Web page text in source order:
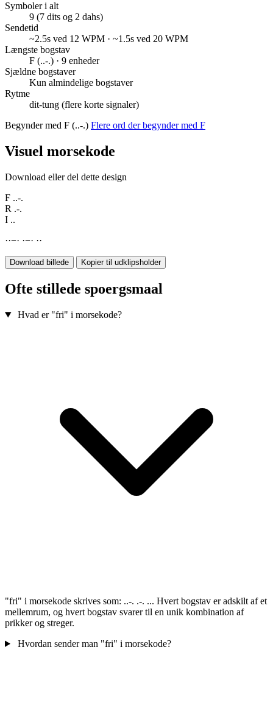
Symboler i alt
9 (7 dits og 2 dahs)
Sendetid
~2.5s ved 12 WPM · ~1.5s ved 20 WPM
Længste bogstav
F (..-.) · 9 enheder
Sjældne bogstaver
Kun almindelige bogstaver
Rytme
dit-tung (flere korte signaler)
Begynder med F (..-.) Flere ord der begynder med F
Visuel morsekode
Download eller del dette design
F ..-.
R .-.
I ..
··−· ·−· ··
Download billede Kopier til udklipsholder
Ofte stillede spoergsmaal
Hvad er "fri" i morsekode?
"fri" i morsekode skrives som: ..-. .-. ... Hvert bogstav er adskilt af et
mellemrum, og hvert bogstav svarer til en unik kombination af
prikker og streger.
Hvordan sender man "fri" i morsekode?